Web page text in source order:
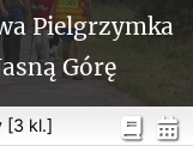
Pielgrzymka
Górę
[3 kl.]